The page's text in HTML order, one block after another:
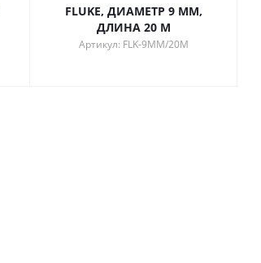
FLUKE, ДИАМЕТР 9 ММ,
ДЛИНА 20 М
Артикул: FLK-9MM/20M